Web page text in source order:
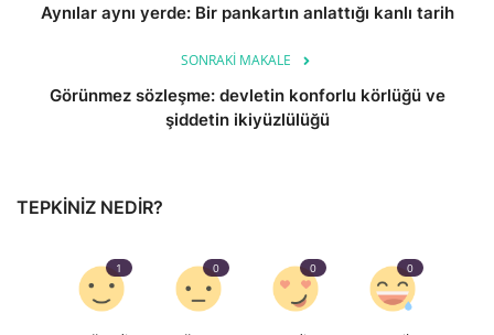
Aynılar aynı yerde: Bir pankartın anlattığı kanlı tarih
SONRAKI MAKALE
Görünmez sözleşme: devletin konforlu körlüğü ve
şiddetin ikiyüzlülüğü
TEPKINIZ NEDIR?
1 0 0 0